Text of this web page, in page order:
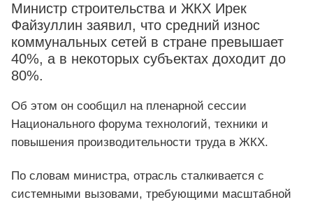
Министр строительства и ЖКХ Ирек
Файзуллин заявил, что средний износ
коммунальных сетей в стране превышает
40%, а в некоторых субъектах доходит до
80%.
Об этом он сообщил на пленарной сессии
Национального форума технологий, техники и
повышения производительности труда в ЖКХ.
По словам министра, отрасль сталкивается с
системными вызовами, требующими масштабной